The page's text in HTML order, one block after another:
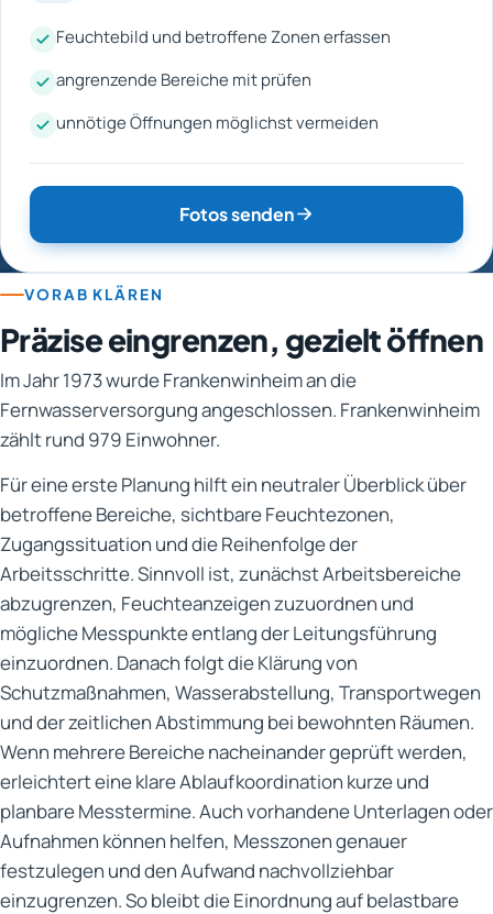
Feuchtebild und betroffene Zonen erfassen
angrenzende Bereiche mit prüfen
unnötige Öffnungen möglichst vermeiden
Fotos senden
VORAB KLÄREN
Präzise eingrenzen, gezielt öffnen
Im Jahr 1973 wurde Frankenwinheim an die
Fernwasserversorgung angeschlossen. Frankenwinheim
zählt rund 979 Einwohner.
Für eine erste Planung hilft ein neutraler Überblick über
betroffene Bereiche, sichtbare Feuchtezonen,
Zugangssituation und die Reihenfolge der
Arbeitsschritte. Sinnvoll ist, zunächst Arbeitsbereiche
abzugrenzen, Feuchteanzeigen zuzuordnen und
mögliche Messpunkte entlang der Leitungsführung
einzuordnen. Danach folgt die Klärung von
Schutzmaßnahmen, Wasserabstellung, Transportwegen
und der zeitlichen Abstimmung bei bewohnten Räumen.
Wenn mehrere Bereiche nacheinander geprüft werden,
erleichtert eine klare Ablaufkoordination kurze und
planbare Messtermine. Auch vorhandene Unterlagen oder
Aufnahmen können helfen, Messzonen genauer
festzulegen und den Aufwand nachvollziehbar
einzugrenzen. So bleibt die Einordnung auf belastbare